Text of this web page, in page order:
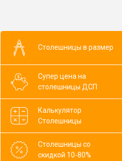
Столешницы в размер
Супер цена на
столешницы ДСП
Калькулятор
Столешницы
Столешницы со
скидкой 10-80%